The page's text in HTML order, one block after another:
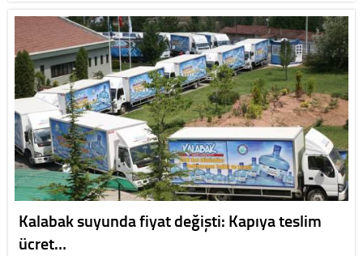
Kalabak suyunda fiyat değişti: Kapıya teslim
ücret…